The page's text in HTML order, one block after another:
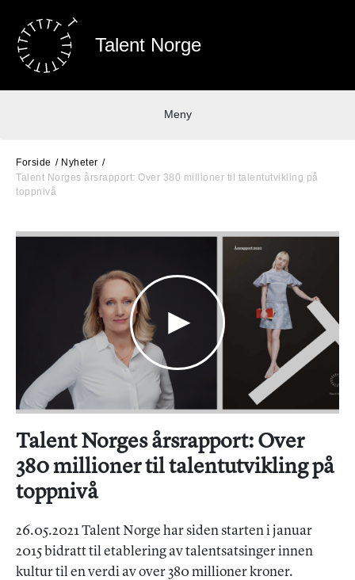
Talent Norge
Meny
Forside
Nyheter
Talent Norges årsrapport: Over 380 millioner til talentutvikling på
toppnivå
Talent Norges årsrapport: Over
380 millioner til talentutvikling på
toppnivå
26.05.2021 Talent Norge har siden starten i januar
2015 bidratt til etablering av talentsatsinger innen
kultur til en verdi av over 380 millioner kroner.